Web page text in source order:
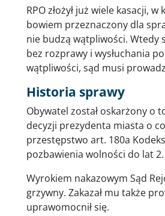
RPO złożył już wiele kasacji,
bowiem przeznaczony dla
nie budzą wątpliwości. Wtedy
bez rozprawy i wysłuchania
wątpliwości, sąd musi
Historia sprawy
Obywatel został oskarżony o
decyzji prezydenta miasta o
przestępstwo art. 180a
pozbawienia wolności do lat 2.
Wyrokiem nakazowym Sąd
grzywny. Zakazał mu także
uprawomocnił się.